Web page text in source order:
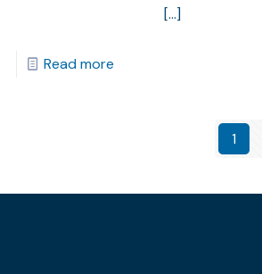
Read more
[…]
1